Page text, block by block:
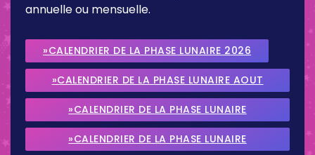
annuelle ou mensuelle.
»CALENDRIER DE LA PHASE LUNAIRE 2026
»CALENDRIER DE LA PHASE LUNAIRE AOUT
2026
»CALENDRIER DE LA PHASE LUNAIRE
SEPTEMBRE 2026
»CALENDRIER DE LA PHASE LUNAIRE